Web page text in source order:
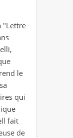
"Lettre
le
qui
fait
de